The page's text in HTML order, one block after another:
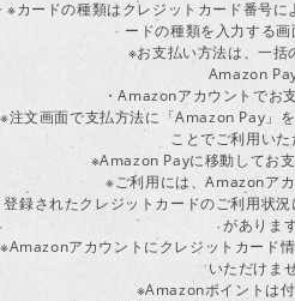
※カードの種類はクレジットカード番号に
ードの種類を入力する画
※お支払い方法は、一括
Amazon
・Amazonアカウントでお
※注文画面で支払方法に「Amazon Pay」
ことでご利用いた
※Amazon Payに移動してお支
※ご利用には、Amazonアカ
登録されたクレジットカードのご利用状
があります
※Amazonアカウントにクレジットカード
いただけま
※Amazonポイントは付